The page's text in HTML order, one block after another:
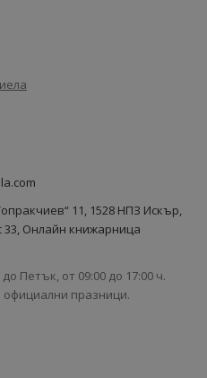
11, 1528 НПЗ Искър,
33, Онлайн книжарница
Петък, от 09:00 до 17:00 ч.
празници.